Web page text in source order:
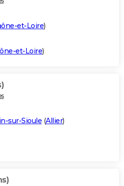
et-Loire)
et-Loire)
sur-Sioule (Allier)